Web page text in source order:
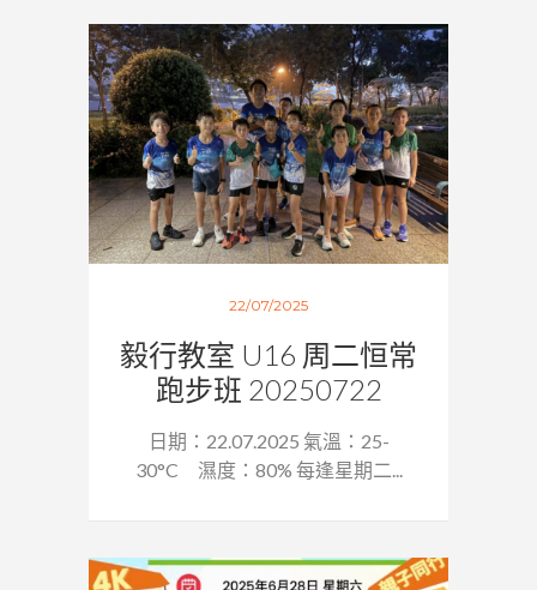
22/07/2025
毅行教室 U16 周二恒常
跑步班 20250722
日期：22.07.2025 氣溫：25-
30°C 濕度：80% 每逢星期二...